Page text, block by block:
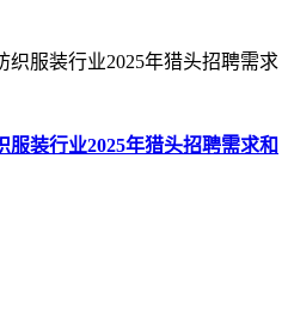
装行业2025年猎头招聘需求和